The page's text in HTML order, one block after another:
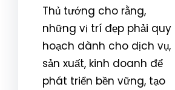
Thủ tướng cho rằng,
những vị trí đẹp phải quy
hoạch dành cho dịch vụ,
sản xuất, kinh doanh để
phát triển bền vững, tạo